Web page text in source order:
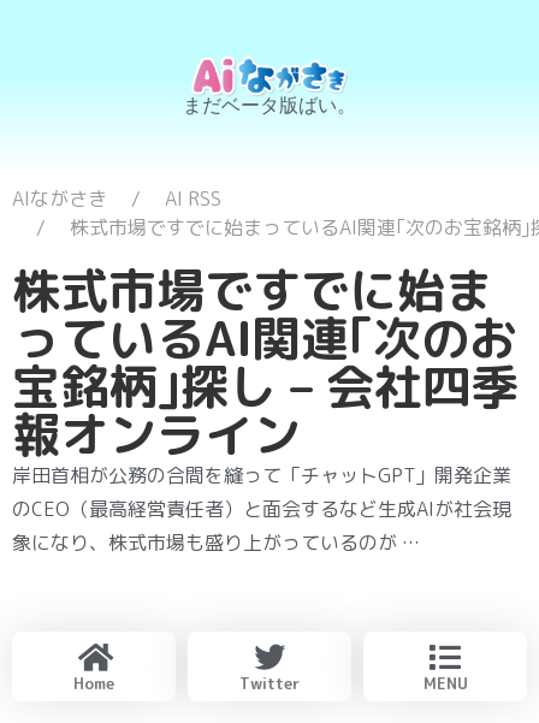
まだベータ版ばい。
AIながさき
AI RSS
株式市場ですでに始まっているAI関連｢次のお宝銘柄
株式市場ですでに始ま
っているAI関連｢次のお
宝銘柄｣探し – 会社四季
報オンライン
岸田首相が公務の合間を縫って「チャットGPT」開発企業
のCEO（最高経営責任者）と面会するなど生成AIが社会現
象になり、株式市場も盛り上がっているのが …
Home Twitter MENU